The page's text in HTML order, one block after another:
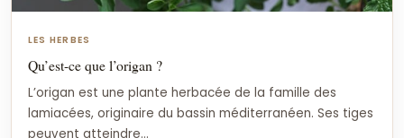
LES HERBES
Qu’est-ce que l’origan ?
L’origan est une plante herbacée de la famille des
lamiacées, originaire du bassin méditerranéen. Ses tiges
peuvent atteindre...